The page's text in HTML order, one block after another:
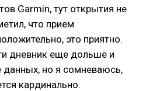
Garmin, тут открытия не
что прием
это приятно.
дневник еще дольше и
но я сомневаюсь,
кардинально.